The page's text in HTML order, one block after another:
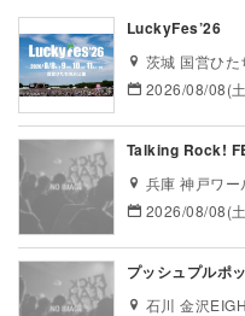
LuckyFes’26
茨城 国営ひた
2026/08/08(
Talking Rock!
兵庫 神戸ワ
2026/08/08(
プッシュプルポ
石川 金沢